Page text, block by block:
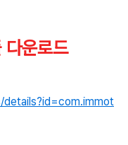
다운로드